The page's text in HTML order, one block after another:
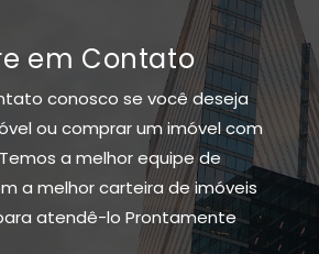
em Contato
conosco se você deseja
ou comprar um imóvel com
a melhor equipe de
a melhor carteira de imóveis
atendê-lo Prontamente